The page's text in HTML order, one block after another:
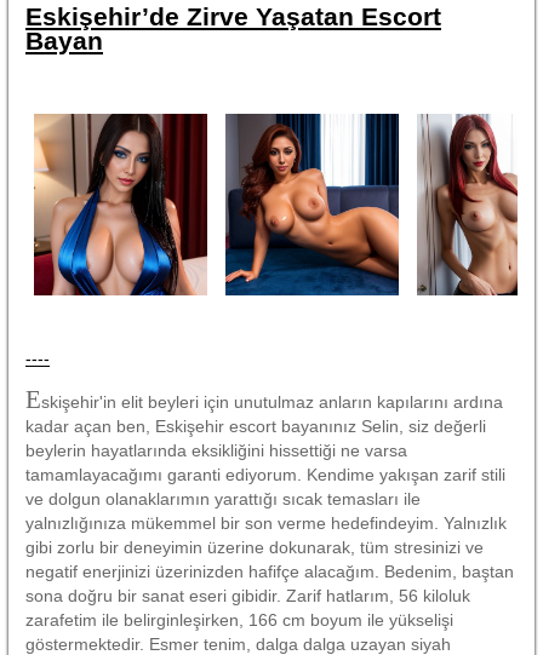
Eskişehir’de Zirve Yaşatan Escort
Bayan
----
Eskişehir'in elit beyleri için unutulmaz anların kapılarını ardına
kadar açan ben, Eskişehir escort bayanınız Selin, siz değerli
beylerin hayatlarında eksikliğini hissettiği ne varsa
tamamlayacağımı garanti ediyorum. Kendime yakışan zarif stili
ve dolgun olanaklarımın yarattığı sıcak temasları ile
yalnızlığınıza mükemmel bir son verme hedefindeyim. Yalnızlık
gibi zorlu bir deneyimin üzerine dokunarak, tüm stresinizi ve
negatif enerjinizi üzerinizden hafifçe alacağım. Bedenim, baştan
sona doğru bir sanat eseri gibidir. Zarif hatlarım, 56 kiloluk
zarafetim ile belirginleşirken, 166 cm boyum ile yükselişi
göstermektedir. Esmer tenim, dalga dalga uzayan siyah